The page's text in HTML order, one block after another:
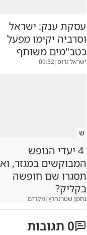
עסקת ענק: ישראל
וסרביה יקימו מפעל
כטב"מים משותף
ישראל גרוס|
09:52
ש
4 יעדי הנופש
המבוקשים במגזר,
תסגרו שם חופשה
בקליק?
נחמן שטרנהרץ|מקודם
0 תגובות